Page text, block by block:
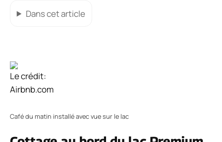
Dans cet article
Le crédit:
Airbnb.com
Café du matin installé avec vue sur le lac